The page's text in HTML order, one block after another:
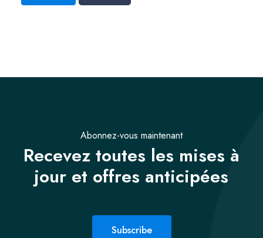
Abonnez-vous maintenant
Recevez toutes les mises à
jour et offres anticipées
Subscribe